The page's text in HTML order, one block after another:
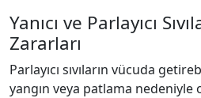
Yanıcı ve Parlayıcı
Zararları
Parlayıcı sıvıların vücuda
yangın veya patlama nedeniyle